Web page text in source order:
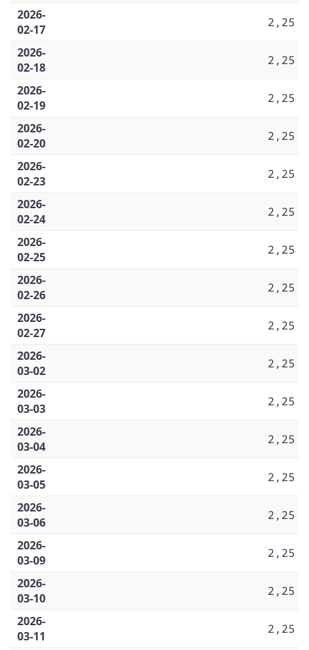
2026-
02-17
2,25
2026-
02-18
2,25
2026-
02-19
2,25
2026-
02-20
2,25
2026-
02-23
2,25
2026-
02-24
2,25
2026-
02-25
2,25
2026-
02-26
2,25
2026-
02-27
2,25
2026-
03-02
2,25
2026-
03-03
2,25
2026-
03-04
2,25
2026-
03-05
2,25
2026-
03-06
2,25
2026-
03-09
2,25
2026-
03-10
2,25
2026-
03-11
2,25